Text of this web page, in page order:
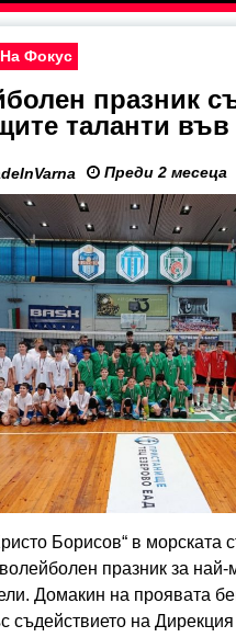
На Фокус
празник
таланти
Преди 2 месеца
Борисов“ в морската
празник за най-
Домакин на проявата
съдействието на Дирекция